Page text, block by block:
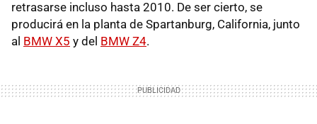
retrasarse incluso hasta 2010. De ser cierto, se
producirá en la planta de Spartanburg, California, junto
al BMW X5 y del BMW Z4.